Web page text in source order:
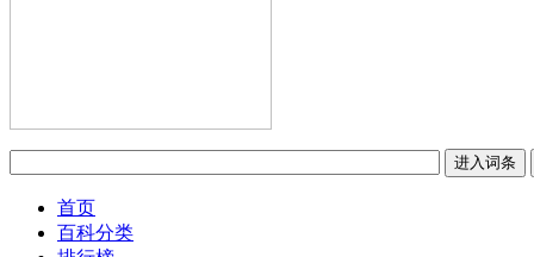
首页
百科分类